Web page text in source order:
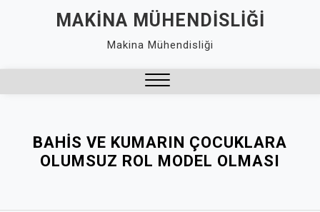
MAKINA MÜHENDISLIĞI
Makina Mühendisliği
BAHIS VE KUMARIN ÇOCUKLARA
OLUMSUZ ROL MODEL OLMASI